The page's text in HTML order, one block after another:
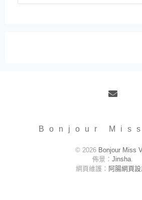
Bonjour
© 2026 Bonjour Miss
佈景： Jinsha.
網頁維護： 阿腸網頁